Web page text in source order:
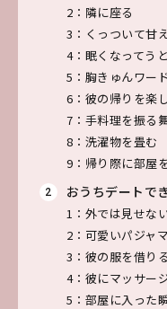
2：隣に座る
3：くっついて甘
4：眠くなってう
5：胸きゅんワー
6：彼の帰りを楽
7：手料理を振る
8：洗濯物を畳む
9：帰り際に部屋
おうちデートで
1：外では見せな
2：可愛いパジャ
3：彼の服を借りる
4：彼にマッサー
5：部屋に入った